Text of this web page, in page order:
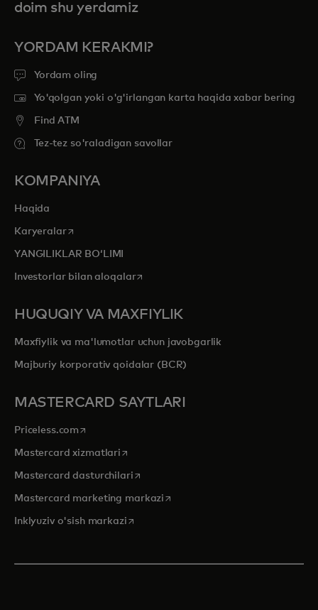
doim shu yerdamiz
YORDAM KERAKMI?
Yordam oling
Yo'qolgan yoki o'g'irlangan karta haqida xabar bering
Find ATM
Tez-tez so'raladigan savollar
KOMPANIYA
Haqida
Karyeralaropens in a new tab
YANGILIKLAR BOʻLIMI
Investorlar bilan aloqalaropens in a new tab
HUQUQIY VA MAXFIYLIK
Maxfiylik va ma'lumotlar uchun javobgarlik
Majburiy korporativ qoidalar (BCR)
MASTERCARD SAYTLARI
Priceless.com opens in a new tab
Mastercard xizmatlari opens in a new tab
Mastercard dasturchilariopens in a new tab
Mastercard marketing markazi opens in a new tab
Inklyuziv o'sish markaziopens in a new tab